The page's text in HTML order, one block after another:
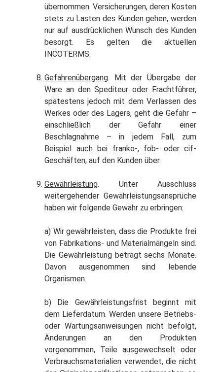
übernommen. Versicherungen, deren Kosten
stets zu Lasten des Kunden gehen, werden
nur auf ausdrücklichen Wunsch des Kunden
besorgt. Es gelten die aktuellen
INCOTERMS.
Gefahrenübergang. Mit der Übergabe der
Ware an den Spediteur oder Frachtführer,
spätestens jedoch mit dem Verlassen des
Werkes oder des Lagers, geht die Gefahr –
einschließlich der Gefahr einer
Beschlagnahme – in jedem Fall, zum
Beispiel auch bei franko-, fob- oder cif-
Geschäften, auf den Kunden über.
Gewährleistung. Unter Ausschluss
weitergehender Gewährleistungsansprüche
haben wir folgende Gewähr zu erbringen:
a) Wir gewährleisten, dass die Produkte frei
von Fabrikations- und Materialmängeln sind.
Die Gewährleistung beträgt sechs Monate.
Davon ausgenommen sind lebende
Organismen.
b) Die Gewährleistungsfrist beginnt mit
dem Lieferdatum. Werden unsere Betriebs-
oder Wartungsanweisungen nicht befolgt,
Änderungen an den Produkten
vorgenommen, Teile ausgewechselt oder
Verbrauchsmaterialien verwendet, die nicht